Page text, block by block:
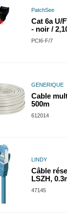
PatchSee
Cat 6a U/
- noir /
PCI6-F/7
GENERIQUE
Cable
500m
612014
LINDY
Câble
LSZH,
47145